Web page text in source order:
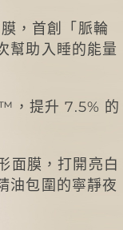
，首創「脈輪
幫助入睡的能量
提升 7.5% 的
面膜 ，打開亮白
油包圍的寧靜夜